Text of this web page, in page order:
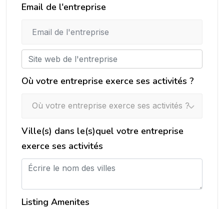
Email de l'entreprise
Où votre entreprise exerce ses activités ?
Où votre entreprise exerce ses activités ?
Ville(s) dans le(s)quel votre entreprise
exerce ses activités
Listing Amenites